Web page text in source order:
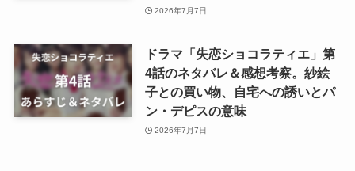
2026年7月7日
ドラマ「失恋ショコラティエ」第
4話のネタバレ＆感想考察。紗絵
子との買い物、自宅への誘いとパ
ン・デピスの意味
2026年7月7日